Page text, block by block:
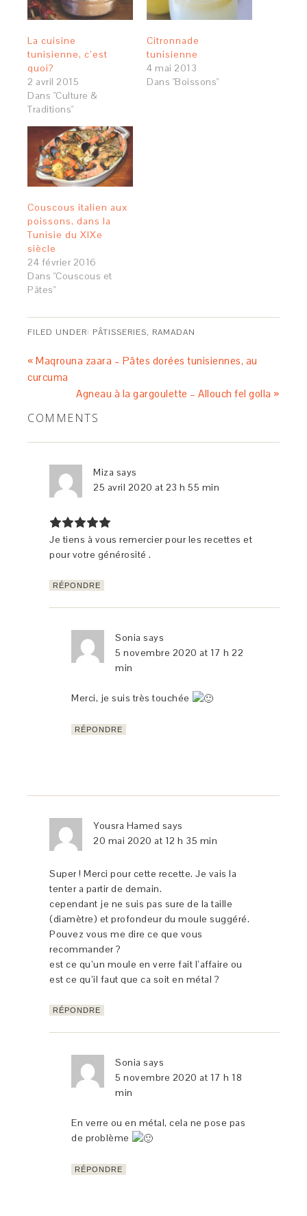
La cuisine
tunisienne, c’est
quoi?
2 avril 2015
Dans "Culture &
Traditions"
Citronnade
tunisienne
4 mai 2013
Dans "Boissons"
Couscous italien aux
poissons, dans la
Tunisie du XIXe
siècle
24 février 2016
Dans "Couscous et
Pâtes"
FILED UNDER: PÂTISSERIES, RAMADAN
« Maqrouna zaara – Pâtes dorées tunisiennes, au
curcuma
Agneau à la gargoulette – Allouch fel golla »
COMMENTS
Miza says
25 avril 2020 at 23 h 55 min
Je tiens à vous remercier pour les recettes et
pour votre générosité .
RÉPONDRE
Sonia says
5 novembre 2020 at 17 h 22
min
Merci, je suis très touchée
RÉPONDRE
Yousra Hamed says
20 mai 2020 at 12 h 35 min
Super ! Merci pour cette recette. Je vais la
tenter a partir de demain.
cependant je ne suis pas sure de la taille
(diamètre) et profondeur du moule suggéré.
Pouvez vous me dire ce que vous
recommander ?
est ce qu’un moule en verre fait l’affaire ou
est ce qu’il faut que ca soit en métal ?
RÉPONDRE
Sonia says
5 novembre 2020 at 17 h 18
min
En verre ou en métal, cela ne pose pas
de problème
RÉPONDRE